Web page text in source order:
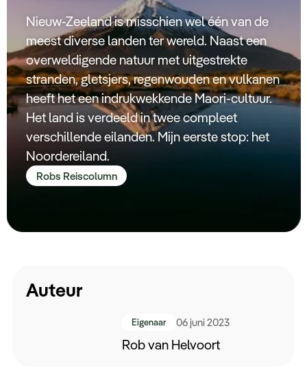
Inspiratie
Over ons
Keuzehulp
Nieuw-Zeeland is misschien wel één van de
meest diverse landen ter wereld. Naast een
overweldigende natuur met uitgestrekte
stranden, gletsjers, regenwouden en vulkanen
heeft het een indrukwekkende Maori-cultuur.
Het land is verdeeld in twee compleet
verschillende eilanden. Mijn eerste stop: het
Noordereiland.
Robs Reiscolumn
Auteur
Eigenaar 06 juni 2023
Rob van Helvoort